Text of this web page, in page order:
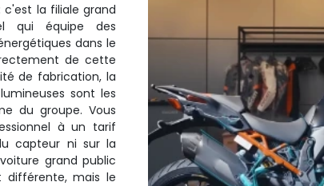
c'est la filiale grand
qui équipe des
dans le
de cette
de fabrication, la
sont les
du groupe. Vous
à un tarif
capteur ni sur la
grand public
différente, mais le